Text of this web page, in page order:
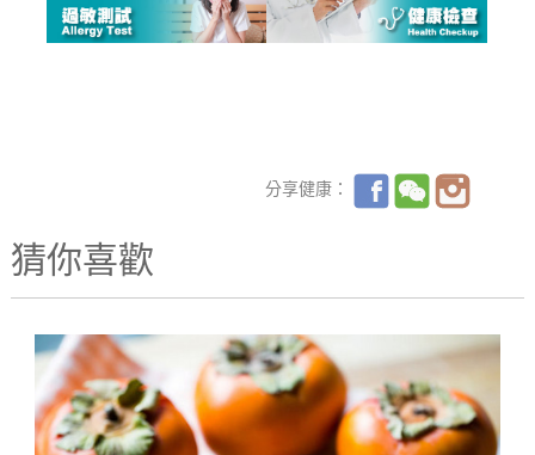
分享健康：
猜你喜歡